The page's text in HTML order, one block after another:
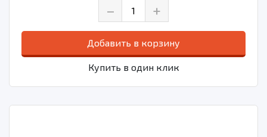
– +
Добавить в корзину
Купить в один клик